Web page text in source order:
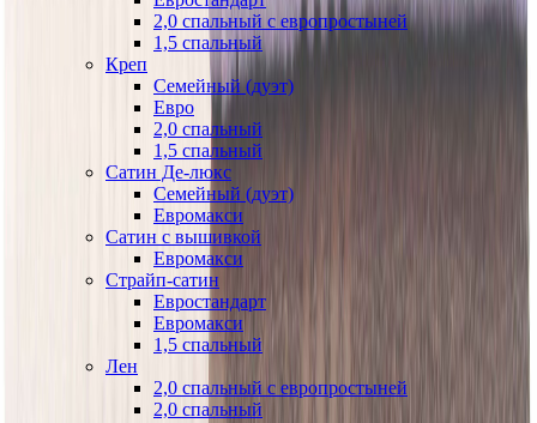
2,0 спальный с европростыней
1,5 спальный
Креп
Семейный (дуэт)
Евро
2,0 спальный
1,5 спальный
Сатин Де-люкс
Семейный (дуэт)
Евромакси
Сатин с вышивкой
Евромакси
Страйп-сатин
Евростандарт
Евромакси
1,5 спальный
Лен
2,0 спальный с европростыней
2,0 спальный